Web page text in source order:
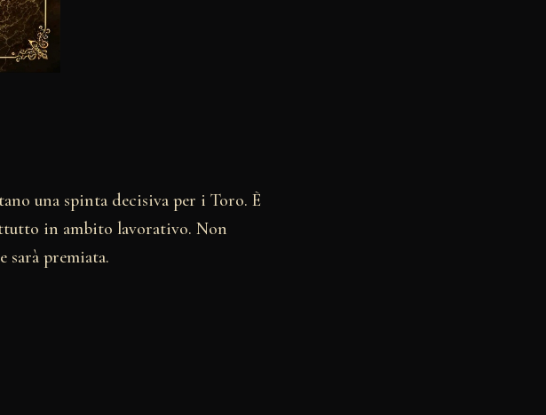
una spinta decisiva per i Toro. È
in ambito lavorativo. Non
sarà premiata.